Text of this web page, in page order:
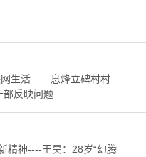
网生活——息烽立碑村村
部反映问题
精神----王昊：28岁“幻腾